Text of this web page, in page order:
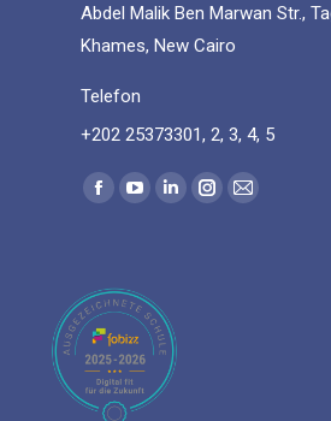
Abdel Malik Ben Marwan Str.,
Khames, New Cairo
Telefon
+202 25373301, 2, 3, 4, 5
Find us on:
Facebook
in
new
window
YouTube
in
new
window
Linkedin
new
window
Instagram
Mail